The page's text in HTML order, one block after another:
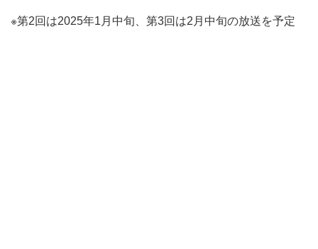
※第2回は2025年1月中旬、第3回は2月中旬の放送を予定